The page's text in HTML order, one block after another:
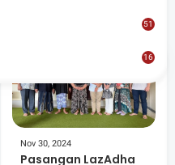
Nov 30, 2024
Pasangan LazAdha
51
16